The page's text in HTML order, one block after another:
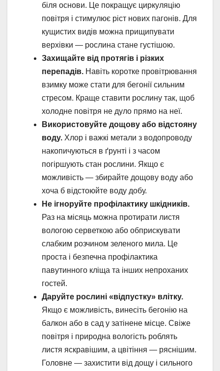
біля основи. Це покращує циркуляцію
повітря і стимулює ріст нових пагонів. Для
кущистих видів можна прищипувати
верхівки — рослина стане густішою.
Захищайте від протягів і різких
перепадів. Навіть коротке провітрювання
взимку може стати для бегонії сильним
стресом. Краще ставити рослину так, щоб
холодне повітря не дуло прямо на неї.
Використовуйте дощову або відстояну
воду. Хлор і важкі метали з водопроводу
накопичуються в ґрунті і з часом
погіршують стан рослини. Якщо є
можливість — збирайте дощову воду або
хоча б відстоюйте воду добу.
Не ігноруйте профілактику шкідників.
Раз на місяць можна протирати листя
вологою серветкою або обприскувати
слабким розчином зеленого мила. Це
проста і безпечна профілактика
павутинного кліща та інших непроханих
гостей.
Даруйте рослині «відпустку» влітку.
Якщо є можливість, винесіть бегонію на
балкон або в сад у затінене місце. Свіже
повітря і природна вологість роблять
листя яскравішим, а цвітіння — ряснішим.
Головне — захистити від дощу і сильного